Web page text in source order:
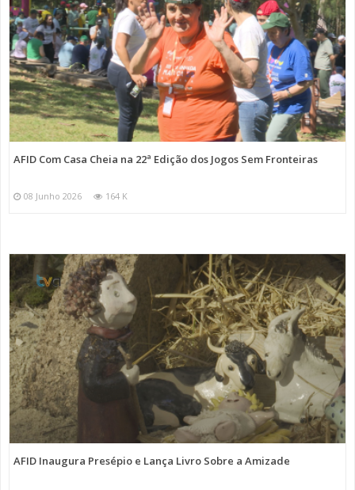
AFID Com Casa Cheia na 22ª Edição dos Jogos Sem Fronteiras
08 Junho 2026 164 K
AFID Inaugura Presépio e Lança Livro Sobre a Amizade